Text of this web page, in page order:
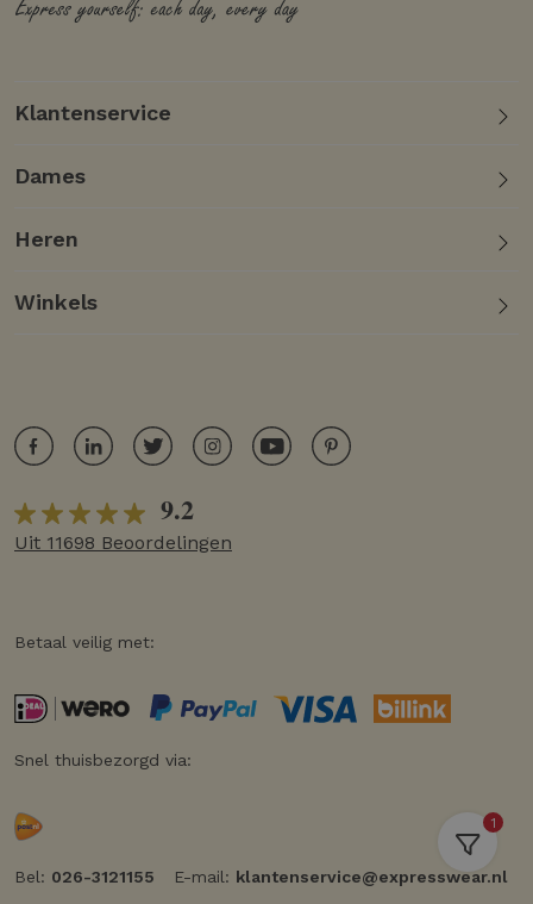
1
Klantenservice
Dames
Heren
Winkels
9.2
Uit 11698 Beoordelingen
Betaal veilig met:
Snel thuisbezorgd via:
Bel: 026-3121155 E-mail: klantenservice@expresswear.nl